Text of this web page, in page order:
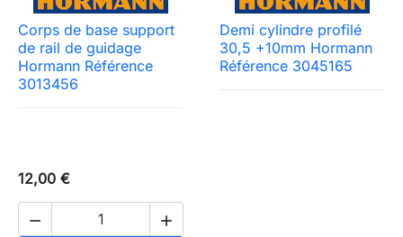
Corps de base support
de rail de guidage
Hormann Référence
3013456
12,00 €
 
Demi cylindre profilé
30,5 +10mm Hormann
Référence 3045165